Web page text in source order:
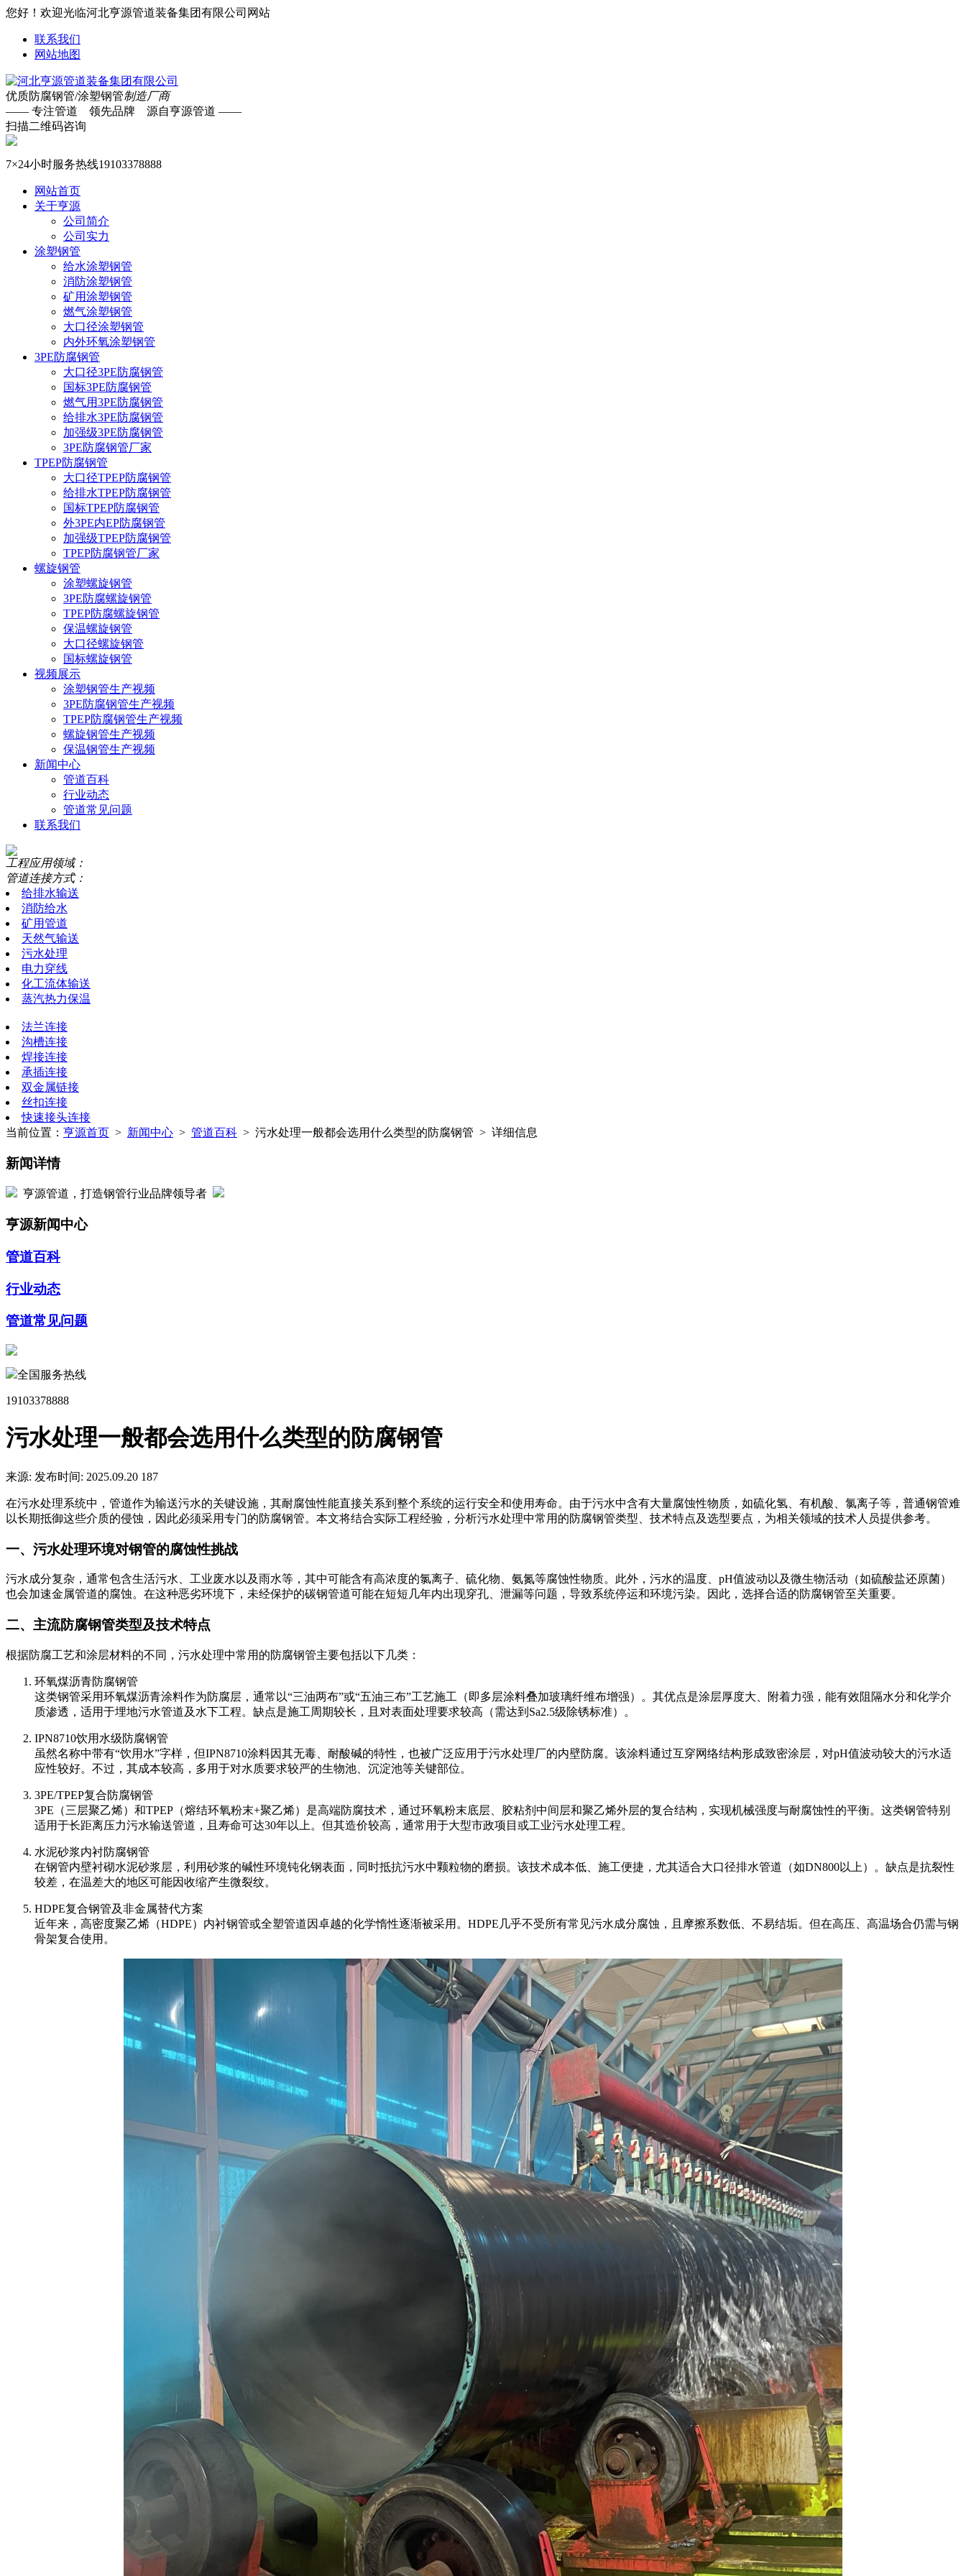
您好！欢迎光临河北亨源管道装备集团有限公司网站
联系我们
网站地图
优质防腐钢管/涂塑钢管制造厂商
—— 专注管道 领先品牌 源自亨源管道 ——
扫描二维码咨询
7×24小时服务热线19103378888
网站首页
关于亨源
公司简介
公司实力
涂塑钢管
给水涂塑钢管
消防涂塑钢管
矿用涂塑钢管
燃气涂塑钢管
大口径涂塑钢管
内外环氧涂塑钢管
3PE防腐钢管
大口径3PE防腐钢管
国标3PE防腐钢管
燃气用3PE防腐钢管
给排水3PE防腐钢管
加强级3PE防腐钢管
3PE防腐钢管厂家
TPEP防腐钢管
大口径TPEP防腐钢管
给排水TPEP防腐钢管
国标TPEP防腐钢管
外3PE内EP防腐钢管
加强级TPEP防腐钢管
TPEP防腐钢管厂家
螺旋钢管
涂塑螺旋钢管
3PE防腐螺旋钢管
TPEP防腐螺旋钢管
保温螺旋钢管
大口径螺旋钢管
国标螺旋钢管
视频展示
涂塑钢管生产视频
3PE防腐钢管生产视频
TPEP防腐钢管生产视频
螺旋钢管生产视频
保温钢管生产视频
新闻中心
管道百科
行业动态
管道常见问题
联系我们
工程应用领域：
管道连接方式：
给排水输送
消防给水
矿用管道
天然气输送
污水处理
电力穿线
化工流体输送
蒸汽热力保温
法兰连接
沟槽连接
焊接连接
承插连接
双金属链接
丝扣连接
快速接头连接
当前位置： 亨源首页 > 新闻中心 > 管道百科 > 污水处理一般都会选用什么类型的防腐钢管 > 详细信息
新闻详情
亨源管道，打造钢管行业品牌领导者
亨源新闻中心
管道百科
行业动态
管道常见问题
全国服务热线
19103378888
污水处理一般都会选用什么类型的防腐钢管
来源: 发布时间: 2025.09.20 187
在污水处理系统中，管道作为输送污水的关键设施，其耐腐蚀性能直接关系到整个系统的运行安全和使用寿命。由于污水中含有大量腐蚀性物质，如硫化氢、有机酸、氯离子等，普通钢管难
以长期抵御这些介质的侵蚀，因此必须采用专门的防腐钢管。本文将结合实际工程经验，分析污水处理中常用的防腐钢管类型、技术特点及选型要点，为相关领域的技术人员提供参考。
一、污水处理环境对钢管的腐蚀性挑战
污水成分复杂，通常包含生活污水、工业废水以及雨水等，其中可能含有高浓度的氯离子、硫化物、氨氮等腐蚀性物质。此外，污水的温度、pH值波动以及微生物活动（如硫酸盐还原菌）
也会加速金属管道的腐蚀。在这种恶劣环境下，未经保护的碳钢管道可能在短短几年内出现穿孔、泄漏等问题，导致系统停运和环境污染。因此，选择合适的防腐钢管至关重要。
二、主流防腐钢管类型及技术特点
根据防腐工艺和涂层材料的不同，污水处理中常用的防腐钢管主要包括以下几类：
环氧煤沥青防腐钢管
这类钢管采用环氧煤沥青涂料作为防腐层，通常以“三油两布”或“五油三布”工艺施工（即多层涂料叠加玻璃纤维布增强）。其优点是涂层厚度大、附着力强，能有效阻隔水分和化学介
质渗透，适用于埋地污水管道及水下工程。缺点是施工周期较长，且对表面处理要求较高（需达到Sa2.5级除锈标准）。
IPN8710饮用水级防腐钢管
虽然名称中带有“饮用水”字样，但IPN8710涂料因其无毒、耐酸碱的特性，也被广泛应用于污水处理厂的内壁防腐。该涂料通过互穿网络结构形成致密涂层，对pH值波动较大的污水适
应性较好。不过，其成本较高，多用于对水质要求较严的生物池、沉淀池等关键部位。
3PE/TPEP复合防腐钢管
3PE（三层聚乙烯）和TPEP（熔结环氧粉末+聚乙烯）是高端防腐技术，通过环氧粉末底层、胶粘剂中间层和聚乙烯外层的复合结构，实现机械强度与耐腐蚀性的平衡。这类钢管特别
适用于长距离压力污水输送管道，且寿命可达30年以上。但其造价较高，通常用于大型市政项目或工业污水处理工程。
水泥砂浆内衬防腐钢管
在钢管内壁衬砌水泥砂浆层，利用砂浆的碱性环境钝化钢表面，同时抵抗污水中颗粒物的磨损。该技术成本低、施工便捷，尤其适合大口径排水管道（如DN800以上）。缺点是抗裂性
较差，在温差大的地区可能因收缩产生微裂纹。
HDPE复合钢管及非金属替代方案
近年来，高密度聚乙烯（HDPE）内衬钢管或全塑管道因卓越的化学惰性逐渐被采用。HDPE几乎不受所有常见污水成分腐蚀，且摩擦系数低、不易结垢。但在高压、高温场合仍需与钢
骨架复合使用。